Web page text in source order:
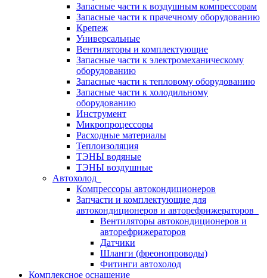
Запасные части к воздушным компрессорам
Запасные части к прачечному оборудованию
Крепеж
Универсальные
Вентиляторы и комплектующие
Запасные части к электромеханическому
оборудованию
Запасные части к тепловому оборудованию
Запасные части к холодильному
оборудованию
Инструмент
Микропроцессоры
Расходные материалы
Теплоизоляция
ТЭНЫ водяные
ТЭНЫ воздушные
Автохолод
Компрессоры автокондиционеров
Запчасти и комплектующие для
автокондиционеров и авторефрижераторов
Вентиляторы автокондиционеров и
авторефрижераторов
Датчики
Шланги (фреонопроводы)
Фитинги автохолод
Комплексное оснащение